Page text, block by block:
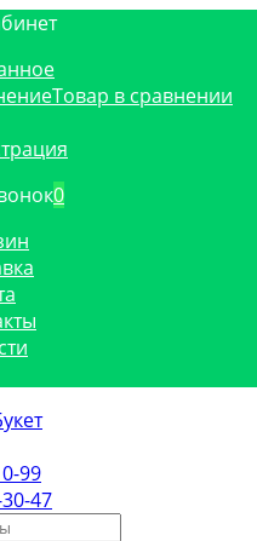
Товар в сравнении
0
99
47